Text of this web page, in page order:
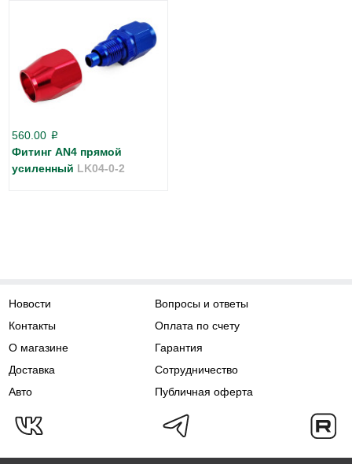
560.00 p
Фитинг AN4 прямой
усиленный LK04-0-2
Новости
Контакты
О магазине
Доставка
Авто
Вопросы и ответы
Оплата по счету
Гарантия
Сотрудничество
Публичная оферта